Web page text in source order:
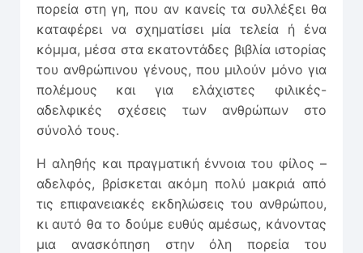
πορεία στη γη, που αν κανείς τα συλλέξει θα
καταφέρει να σχηματίσει μία τελεία ή ένα
κόμμα, μέσα στα εκατοντάδες βιβλία ιστορίας
του ανθρώπινου γένους, που μιλούν μόνο για
πολέμους και για ελάχιστες φιλικές-
αδελφικές σχέσεις των ανθρώπων στο
σύνολό τους.
Η αληθής και πραγματική έννοια του φίλος –
αδελφός, βρίσκεται ακόμη πολύ μακριά από
τις επιφανειακές εκδηλώσεις του ανθρώπου,
κι αυτό θα το δούμε ευθύς αμέσως, κάνοντας
μια ανασκόπηση στην όλη πορεία του